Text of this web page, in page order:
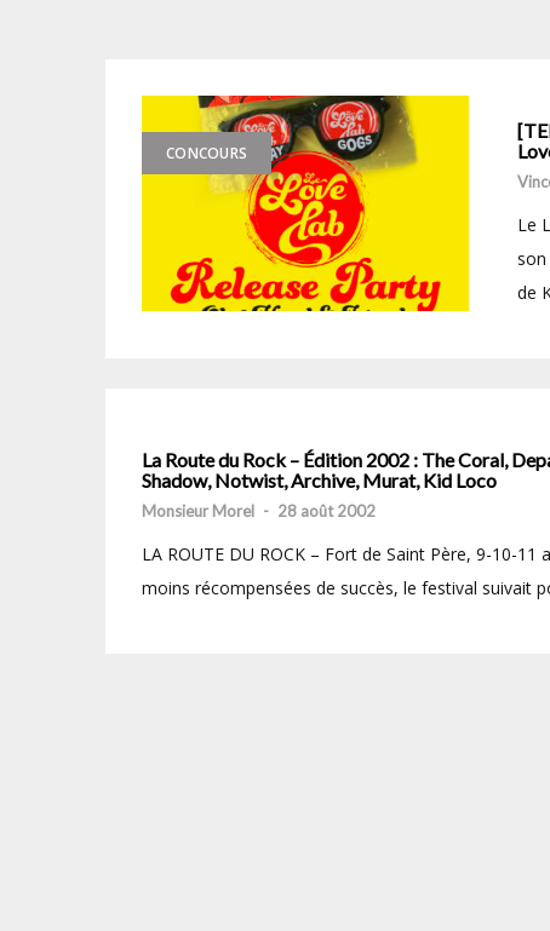
CONCOURS
Le
de
La Route du Rock – Édition 2002 : The Coral,
Shadow, Notwist, Archive, Murat, Kid Loco
Monsieur Morel - 28 août 2002
LA ROUTE DU ROCK – Fort de Saint Père, 9-10-
moins récompensées de succès, le festival suivait